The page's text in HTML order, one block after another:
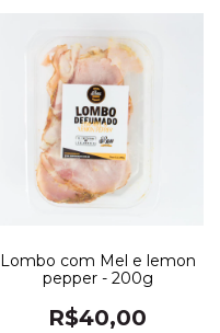
Lombo com Mel e lemon
pepper - 200g
R$40,00